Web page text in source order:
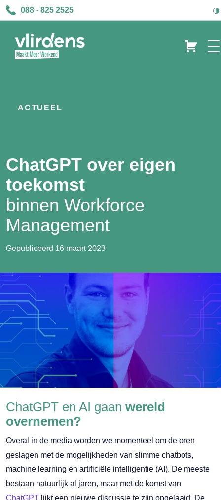
088 - 825 2525
ACTUEEL
ChatGPT over eigen
toekomst
binnen Workforce
Management
Gepubliceerd 16 maart 2023
ChatGPT en AI gaan wereld
overnemen?
Overal in de media worden we momenteel om de oren
geslagen met de mogelijkheden van slimme chatbots,
machine learning en artificiële intelligentie (AI). De meeste
bestaan natuurlijk al jaren, maar met de komst van
ChatGPT lijkt een nieuwe discussie te zijn opgelaaid. De